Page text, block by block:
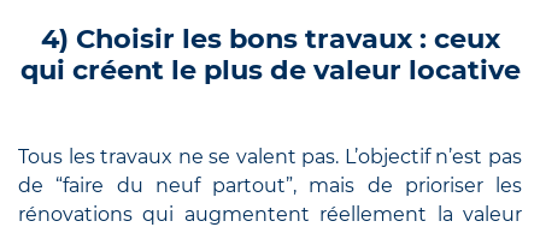
4) Choisir les bons travaux : ceux
qui créent le plus de valeur locative
Tous les travaux ne se valent pas. L’objectif n’est pas
de “faire du neuf partout”, mais de prioriser les
rénovations qui augmentent réellement la valeur